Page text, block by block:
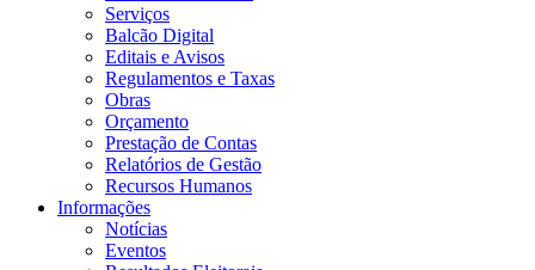
Serviços
Balcão Digital
Editais e Avisos
Regulamentos e Taxas
Obras
Orçamento
Prestação de Contas
Relatórios de Gestão
Recursos Humanos
Informações
Notícias
Eventos